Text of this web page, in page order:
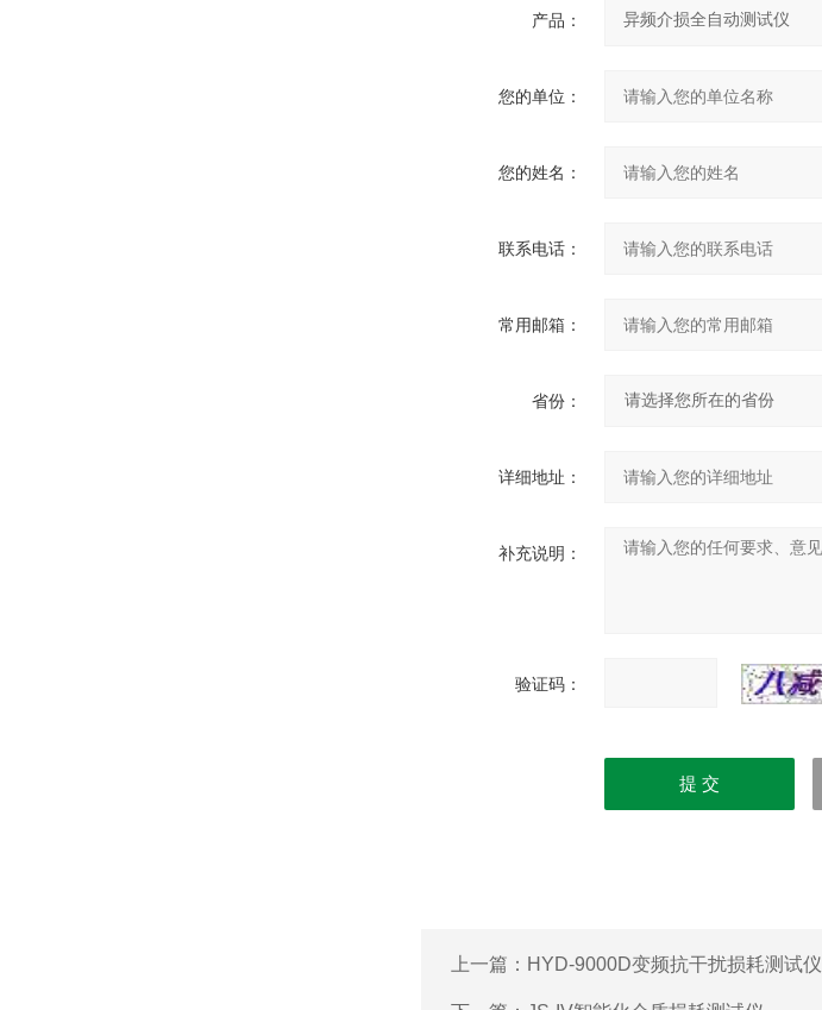
产品：
您的单位：
您的姓名：
联系电话：
常用邮箱：
省份：
详细地址：
补充说明：
验证码：
上一篇： HYD-9000D变频抗干扰损耗测试仪